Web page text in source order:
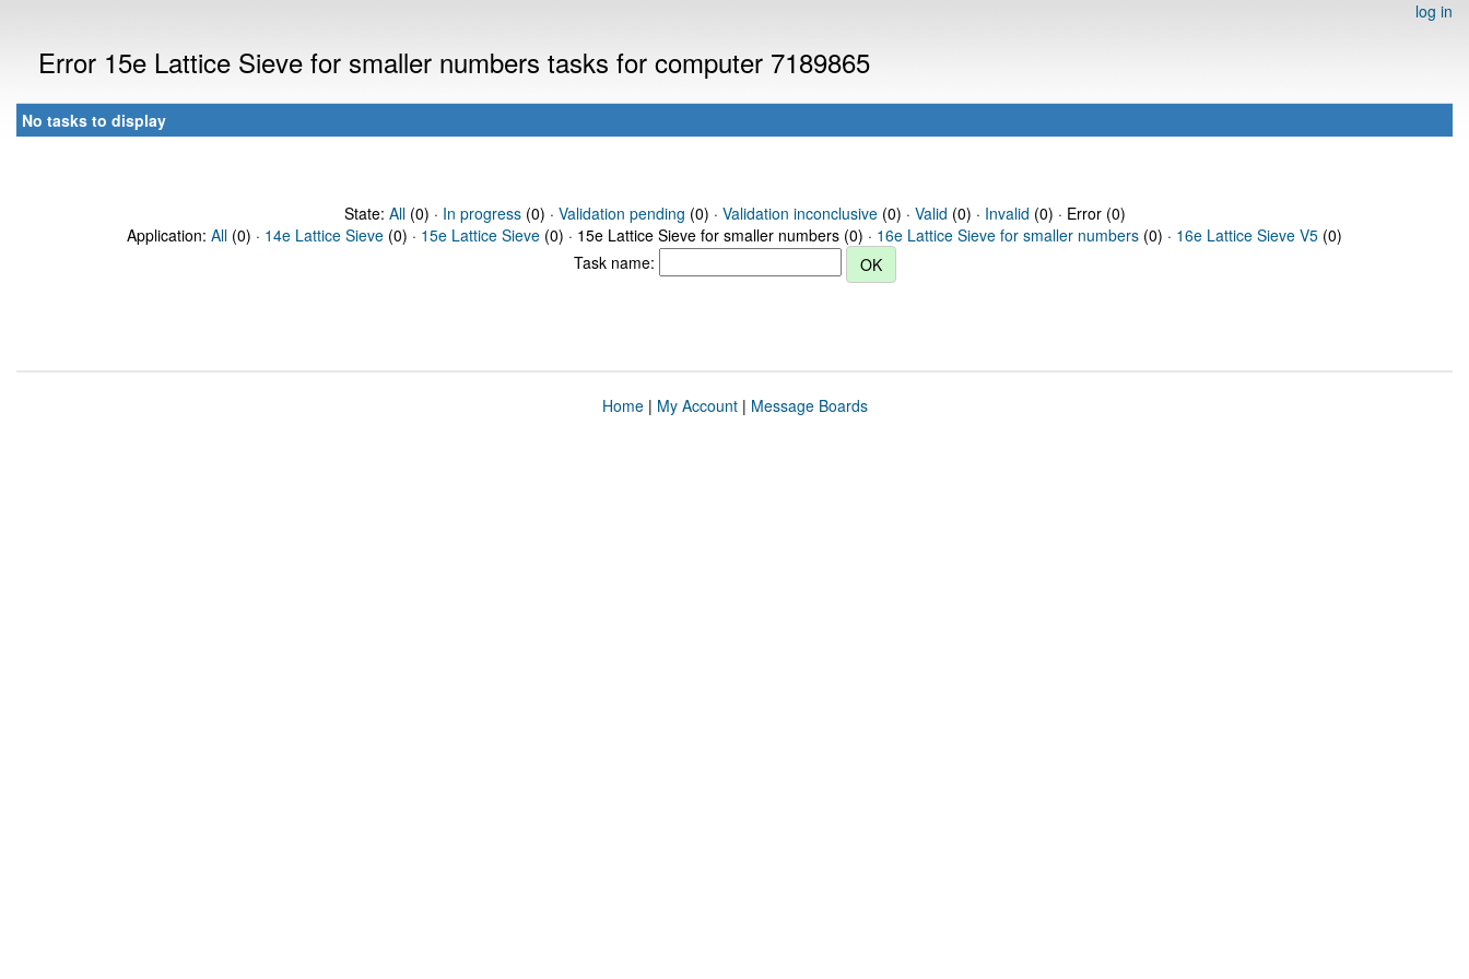
log in
Error 15e Lattice Sieve for smaller numbers tasks for computer 7189865
No tasks to display
State: All(0) · In progress(0) · Validation pending (0) · Validation inconclusive(0) · Valid (0) · Invalid (0) · Error (0)
Application: All (0) · 14e Lattice Sieve (0) · 15e Lattice Sieve (0) · 15e Lattice Sieve for smaller numbers (0) · 16e Lattice Sieve for smaller numbers (0) · 16e Lattice Sieve V5 (0)
Task name:
Home| My Account| Message Boards